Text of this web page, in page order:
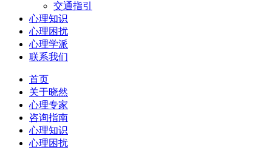
交通指引
心理知识
心理困扰
心理学派
联系我们
首页
关于晓然
心理专家
咨询指南
心理知识
心理困扰